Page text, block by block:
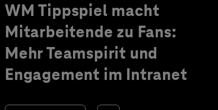
WM Tippspiel macht
Mitarbeitende zu Fans:
Mehr Teamspirit und
Engagement im Intranet